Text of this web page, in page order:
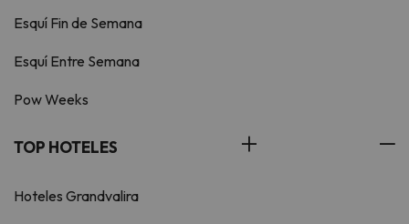
Esquí Fin de Semana
Esquí Entre Semana
Pow Weeks
TOP HOTELES
Hoteles Grandvalira